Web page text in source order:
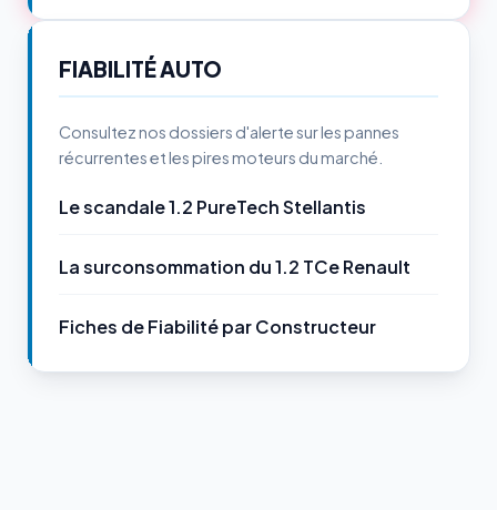
FIABILITÉ AUTO
Consultez nos dossiers d'alerte sur les pannes
récurrentes et les pires moteurs du marché.
Le scandale 1.2 PureTech Stellantis
La surconsommation du 1.2 TCe Renault
Fiches de Fiabilité par Constructeur